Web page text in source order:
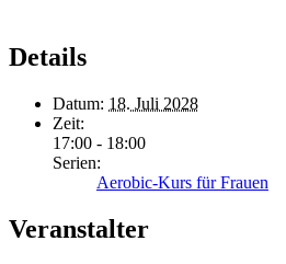
Details
Datum: 18. Juli 2028
Zeit:
17:00 - 18:00
Serien:
Aerobic-Kurs für Frauen
Veranstalter